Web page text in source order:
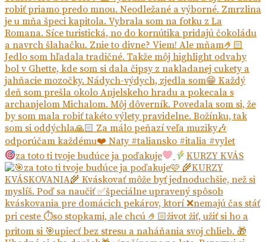
za toto ti tvoje budúce ja poďakuje KURZY KVÁS